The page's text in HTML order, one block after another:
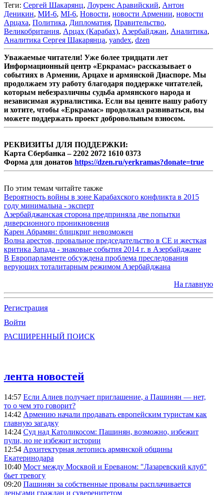
Теги: Сергей Шакарянц, Лоуренс Аравийский, Антон
Деникин, МИ-6, MI-6, Новости, новости Армении, новости
Арцаха, Политика, Дипломатия, Правительство,
Великобритания, Арцах (Карабах), Азербайджан, Аналитика,
Аналитика Сергея Шакарянца, yandex, dzen
Уважаемые читатели! Уже более тридцати лет
Информационный центр «Еркрамас» рассказывает о
событиях в Армении, Арцахе и армянской Диаспоре. Мы
продолжаем эту работу благодаря поддержке читателей,
которым небезразличны судьба армянского народа и
независимая журналистика. Если вы цените нашу работу
и хотите, чтобы «Еркрамас» продолжал развиваться, вы
можете поддержать проект добровольным взносом.
РЕКВИЗИТЫ ДЛЯ ПОДДЕРЖКИ:
Карта Сбербанка – 2202 2072 1610 0373
Форма для донатов https://dzen.ru/yerkramas?donate=true
По этим темам читайте также
Вероятность войны в зоне Карабахского конфликта в 2015
году минимальна - эксперт
Азербайджанская сторона предприняла две попытки
диверсионного проникновения
Карен Абрамян: блицкриг невозможен
Волна арестов, провальное председательство в СЕ и жесткая
критика Запада - знаковые события 2014 г. в Азербайджане
В Европарламенте обсуждена проблема преследования
верующих тоталитарным режимом Азербайджана
На главную
Регистрация
Войти
РАСШИРЕННЫЙ ПОИСК
лента новостей
14:57 Если Алиев получает приглашение, а Пашинян — нет,
то о чем это говорит?
14:42 Армению начали продавать европейским туристам как
главную загадку
14:24 Суд над Католикосом: Пашинян, возможно, избежит
пули, но не избежит истории
12:54 Архитектурная летопись армянской общины
Екатеринодара
10:40 Мост между Москвой и Ереваном: "Лазаревский клуб"
бьет тревогу
09:20 Пашинян за собственные провалы расплачивается
деньгами граждан и суверенитетом